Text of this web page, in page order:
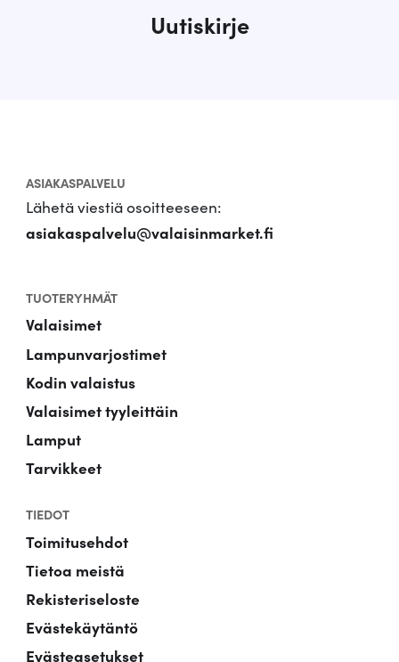
Uutiskirje
ASIAKASPALVELU
Lähetä viestiä osoitteeseen:
asiakaspalvelu@valaisinmarket.fi
TUOTERYHMÄT
Valaisimet
Lampunvarjostimet
Kodin valaistus
Valaisimet tyyleittäin
Lamput
Tarvikkeet
TIEDOT
Toimitusehdot
Tietoa meistä
Rekisteriseloste
Evästekäytäntö
Evästeasetukset